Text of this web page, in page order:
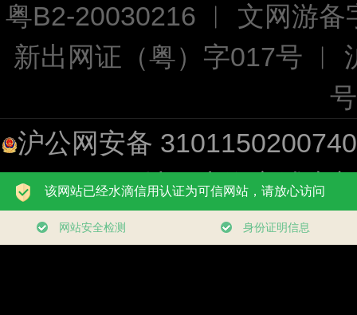
粤B2-20030216 ︱ 文网游
新出网证（粤）字017号 ︱
沪公网安备
址：上海市浦东